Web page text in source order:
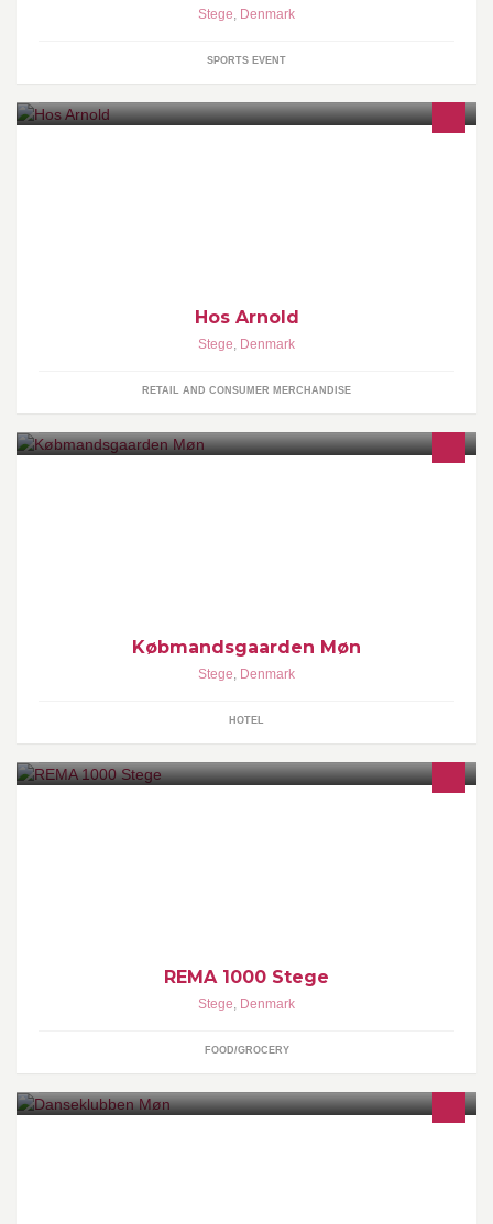
Stege, Denmark
SPORTS EVENT
Hos Arnold
Stege, Denmark
RETAIL AND CONSUMER MERCHANDISE
Købmandsgaarden Møn
Stege, Denmark
HOTEL
REMA 1000 Stege
Stege, Denmark
FOOD/GROCERY